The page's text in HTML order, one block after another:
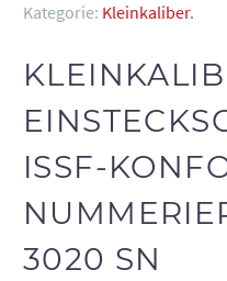
Kategorie: Kleinkaliber.
ISSF-
3020 SN